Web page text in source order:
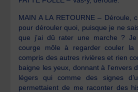
MAIN A LA RETOURNE – Déroule,
pour dérouler quoi, puisque je ne
que j’ai dû rater une marche ?
courge môle à regarder couler la
compris des autres rivières et rien
baigne les yeux, donnant à l’envers
légers qui comme des signes
permettaient de me raconter des